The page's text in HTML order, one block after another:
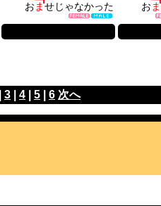
お ませじ ゃなかった お ま
3 4 5 6 次へ